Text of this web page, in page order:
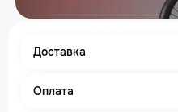
Доставка
Оплата